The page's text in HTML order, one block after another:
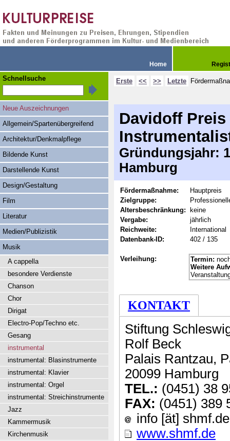
Home
Erste << >> Letzte
Davidoff
Gründungsjahr:
Hamburg
Fördermaßnahme:
Hauptpreis
Zielgruppe:
Altersbeschränkung:
keine
Vergabe:
jährlich
Reichweite:
International
Datenbank-ID:
402 / 135
Verleihung: Termin:
Weitere
KONTAKT
Stiftung
Rolf Beck
Palais Rantzau,
20099 Hamburg
TEL.: (0451) 38
FAX: (0451) 389
info [ät] shmf.de
www.shmf.de
Schnellsuche
Neue Auszeichnungen
Allgemein/Spartenübergreifend
Architektur/Denkmalpflege
Bildende Kunst
Darstellende Kunst
Design/Gestaltung
Film
Literatur
Medien/Publizistik
Musik
A cappella
besondere Verdienste
Chanson
Chor
Dirigat
Electro-Pop/Techno etc.
Gesang
instrumental
instrumental: Blasinstrumente
instrumental: Klavier
instrumental: Orgel
instrumental: Streichinstrumente
Jazz
Kammermusik
Kirchenmusik